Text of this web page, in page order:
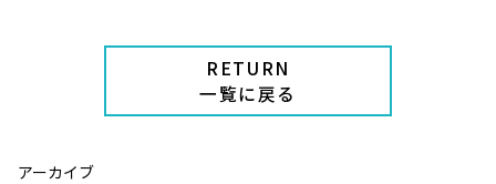
アーカイブ
RETURN
一覧に戻る